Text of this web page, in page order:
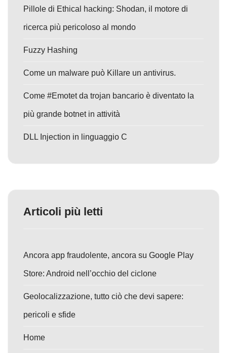
Pillole di Ethical hacking: Shodan, il motore di
ricerca più pericoloso al mondo
Fuzzy Hashing
Come un malware può Killare un antivirus.
Come #Emotet da trojan bancario è diventato la
più grande botnet in attività
DLL Injection in linguaggio C
Articoli più letti
Ancora app fraudolente, ancora su Google Play
Store: Android nell’occhio del ciclone
Geolocalizzazione, tutto ciò che devi sapere:
pericoli e sfide
Home